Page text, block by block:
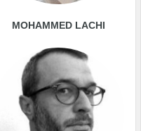
MOHAMMED LACHI